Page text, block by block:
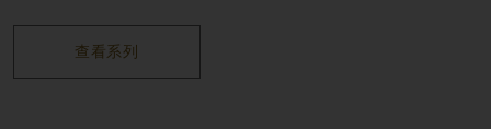
查看系列